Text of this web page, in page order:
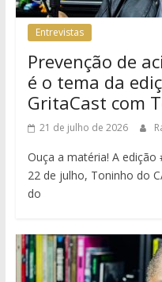
Entrevistas
Prevenção de
é o tema da
GritaCast com
21 de julho de 2026
Ouça a matéria! A edição
22 de julho, Toninho do
do